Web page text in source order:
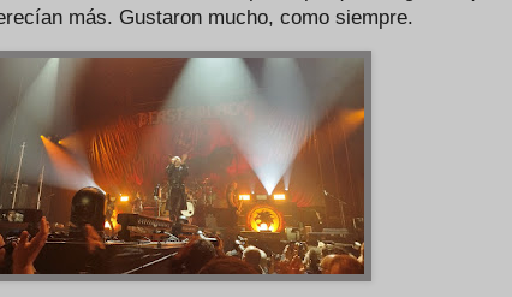
más. Gustaron mucho, como siempre.